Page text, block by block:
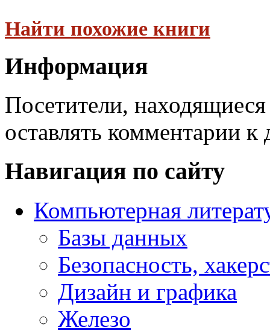
Найти похожие книги
Информация
Посетители,
оставлять комментарии к
Навигация по сайту
Компьютерная
Базы данных
Безопасность,
Дизайн и графика
Железо